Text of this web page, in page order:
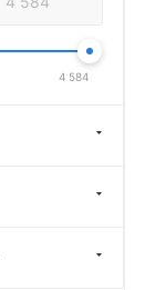
4 584